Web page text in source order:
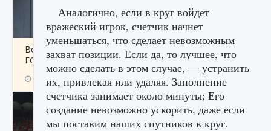
Все новые функции в режиме карьеры EA
FC 25
9 августа 2024 2 096 0 2
Аналогично, если в круг войдет
вражеский игрок, счетчик начнет
уменьшаться, что сделает невозможным
захват позиции. Если да, то лучшее, что
можно сделать в этом случае, — устранить
их, привлекая или удаляя. Заполнение
счетчика занимает около минуты; Его
создание невозможно ускорить, даже если
мы поставим наших спутников в круг.